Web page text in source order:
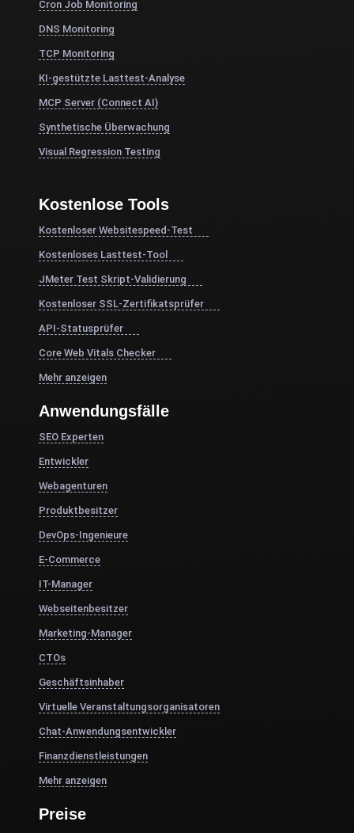
Cron Job Monitoring
DNS Monitoring
TCP Monitoring
KI-gestützte Lasttest-Analyse
MCP Server (Connect AI)
Synthetische Überwachung
Visual Regression Testing
Kostenlose Tools
Kostenloser Websitespeed-Test
Kostenloses Lasttest-Tool
JMeter Test Skript-Validierung
Kostenloser SSL-Zertifikatsprüfer
API-Statusprüfer
Core Web Vitals Checker
Mehr anzeigen
Anwendungsfälle
SEO Experten
Entwickler
Webagenturen
Produktbesitzer
DevOps-Ingenieure
E-Commerce
IT-Manager
Webseitenbesitzer
Marketing-Manager
CTOs
Geschäftsinhaber
Virtuelle Veranstaltungsorganisatoren
Chat-Anwendungsentwickler
Finanzdienstleistungen
Mehr anzeigen
Preise